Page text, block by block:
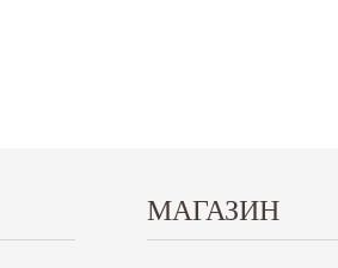
МАГАЗИН